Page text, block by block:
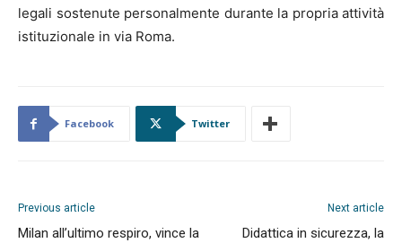
legali sostenute personalmente durante la propria attività
istituzionale in via Roma.
Facebook Twitter
Previous article
Milan all’ultimo respiro, vince la
Next article
Didattica in sicurezza, la